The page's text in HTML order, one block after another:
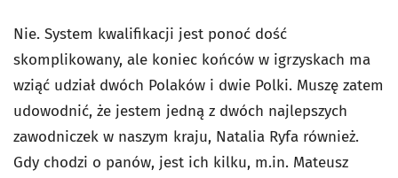
Nie. System kwalifikacji jest ponoć dość
skomplikowany, ale koniec końców w igrzyskach ma
wziąć udział dwóch Polaków i dwie Polki. Muszę zatem
udowodnić, że jestem jedną z dwóch najlepszych
zawodniczek w naszym kraju, Natalia Ryfa również.
Gdy chodzi o panów, jest ich kilku, m.in. Mateusz